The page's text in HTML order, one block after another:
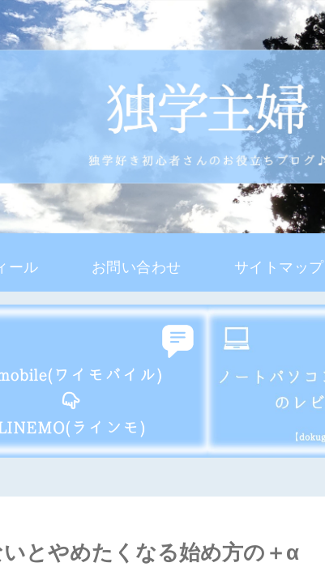
ール お問い合わせ サイトマップ
とやめたくなる始め方の＋α